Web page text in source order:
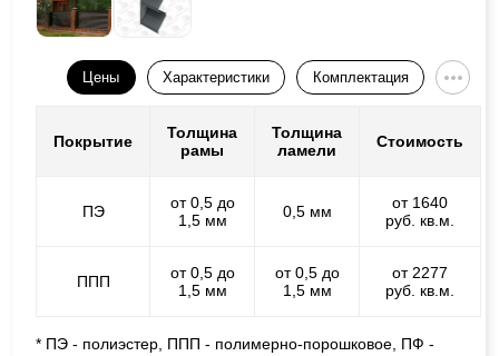
Цены Характеристики Комплектация
Покрытие
Толщина
рамы
Толщина
ламели
Стоимость
ПЭ
от 0,5 до
1,5 мм
0,5 мм
от 1640
руб. кв.м.
ППП
от 0,5 до
1,5 мм
от 0,5 до
1,5 мм
от 2277
руб. кв.м.
* ПЭ - полиэстер, ППП - полимерно-порошковое, ПФ -